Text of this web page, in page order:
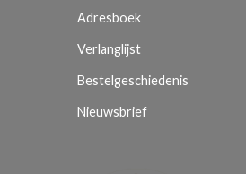
Adresboek
Verlanglijst
Bestelgeschiedenis
Nieuwsbrief